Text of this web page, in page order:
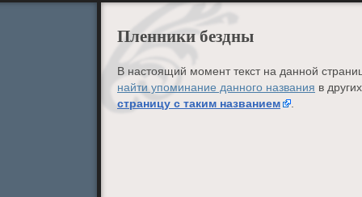
Пленники бездны
В настоящий момент текст на данной
найти упоминание данного названия в
страницу с таким названием